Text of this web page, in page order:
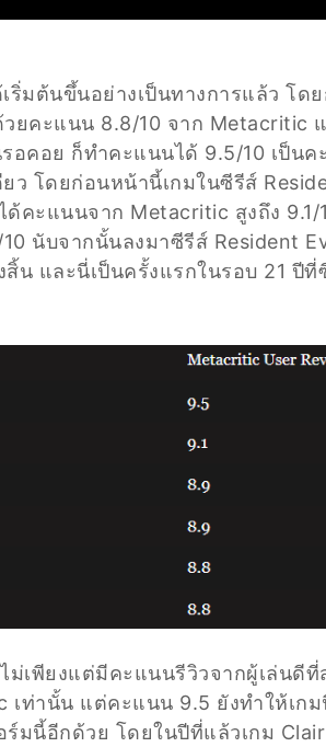
ริ่มต้นขึ้นอย่างเป็นทางการแล้ว โด
ยคะแนน 8.8/10 จาก Metacritic
อคอย ก็ทำคะแนนได้ 9.5/10 เป็น
ว โดยก่อนหน้านี้เกมในซีรีส์
คะแนนจาก Metacritic สูงถึง 9.1/
นับจากนั้นลงมาซีรีส์ Resident
น และนี่เป็นครั้งแรกในรอบ 21 ปี
ม่เพียงแต่มีคะแนนรีวิวจากผู้เล่นดี
ท่านั้น แต่คะแนน 9.5 ยังทำให้เกม
มนี้อีกด้วย โดยในปีที่แล้วเกม Clair